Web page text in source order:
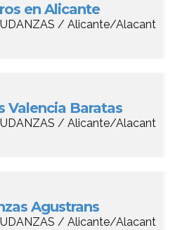
en Alicante
/ Alicante/Alacant
Valencia Baratas
/ Alicante/Alacant
Agustrans
/ Alicante/Alacant